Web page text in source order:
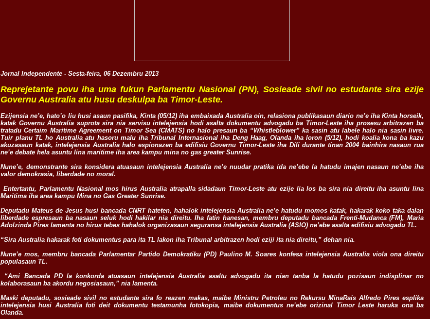
Jornal Independente - Sesta-feira, 06 Dezembru 2013
Reprejetante povu iha uma fukun Parlamentu Nasional (PN), Sosieade sivil no estudante sira ezije
Governu Australia atu husu deskulpa ba Timor-Leste.
Ezijensia ne’e, hato’o liu husi asaun pasifika, Kinta (05/12) iha embaixada Australia oin, relasiona publikasaun diario ne’e iha Kinta horseik,
katak Governu Australia suprota sira nia servisu intelejensia hodi asalta dokumentu advogadu ba Timor-Leste iha prosesu arbitrazen ba
tratadu Certaim Maritime Agreement on Timor Sea (CMATS) no halo presaun ba “Whistleblower” ka sasin atu labele halo nia sasin livre.
Tuir planu TL ho Australia atu hasoru malu iha Tribunal Internasional iha Deng Haag, Olanda iha loron (5/12), hodi koalia kona ba kazu
akuzasaun katak, intelejensia Australia halo espionazen ba edifisiu Governu Timor-Leste iha Dili durante tinan 2004 bainhira nasaun rua
ne’e debate hela asuntu lina maritime iha area kampu mina no gas greater Sunrise.
Nune’e, demonstrante sira konsidera atuasaun intelejensia Australia ne’e nuudar pratika ida ne’ebe la hatudu imajen nasaun ne’ebe iha
valor demokrasia, liberdade no moral.
Entertantu, Parlamentu Nasional mos hirus Australia atrapalla sidadaun Timor-Leste atu ezije lia los ba sira nia direitu iha asuntu lina
Maritima iha area kampu Mina no Gas Greater Sunrise.
Deputadu Mateus de Jesus husi bancada CNRT hateten, hahalok intelejensia Australia ne’e hatudu momos katak, hakarak koko taka dalan
liberdade espresaun ba nasaun seluk hodi hakilar nia direitu. Iha fatin hanesan, membru deputadu bancada Frenti-Mudanca (FM), Maria
Adolzinda Pires lamenta no hirus tebes hahalok organizasaun seguransa intelejensia Australia (ASIO) ne’ebe asalta edifisiu advogadu TL.
“Sira Australia hakarak foti dokumentus para ita TL lakon iha Tribunal arbitrazen hodi eziji ita nia direitu,” dehan nia.
Nune’e mos, membru bancada Parlamentar Partido Demokratiku (PD) Paulino M. Soares konfesa intelejensia Australia viola ona direitu
populasaun TL.
“Ami Bancada PD la konkorda atuasaun intelejensia Australia asaltu advogadu ita nian tanba la hatudu pozisaun indisplinar no
kolaborasaun ba akordu negosiasaun,” nia lamenta.
Maski deputadu, sosieade sivil no estudante sira fo reazen makas, maibe Ministru Petroleu no Rekursu MinaRais Alfredo Pires esplika
intelejensia husi Australia foti deit dokumentu testamunha fotokopia, maibe dokumentus ne’ebe orizinal Timor Leste haruka ona ba
Olanda.